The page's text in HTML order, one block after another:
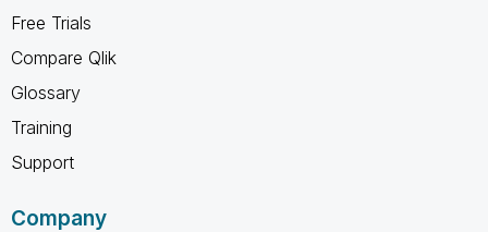
Free Trials
Compare Qlik
Glossary
Training
Support
Company